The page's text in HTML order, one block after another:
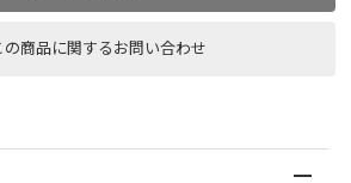
の商品に関するお問い合わせ